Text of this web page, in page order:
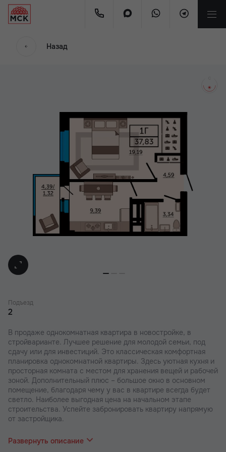
Назад
Подъезд
2
В продаже однокомнатная квартира в новостройке, в
стройварианте. Лучшее решение для молодой семьи, под
сдачу или для инвестиций. Это классическая комфортная
планировка однокомнатной квартиры. Здесь уютная кухня и
просторная комната с местом для хранения вещей и рабочей
зоной. Дополнительный плюс – большое окно в основном
помещение, благодаря чему у вас в квартире всегда будет
светло. Наиболее выгодная цена на начальном этапе
строительства. Успейте забронировать квартиру напрямую
от застройщика.
отделе продаж вас проконсультируют по актуальным
предложениям.
Развернуть описание